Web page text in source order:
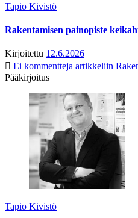
Tapio Kivistö
Rakentamisen painopiste
Kirjoitettu 12.6.2026
Ei kommentteja artikkeliin
Pääkirjoitus
Tapio Kivistö